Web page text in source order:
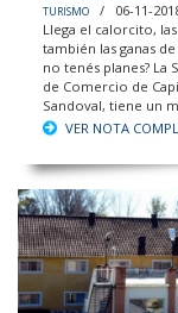
TURISMO / 06-11-
Llega el calorcito,
también las ganas
no tenés planes?
de Comercio de
Sandoval, tiene un
VER NOTA